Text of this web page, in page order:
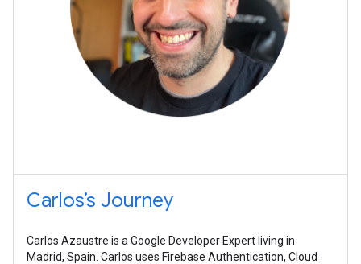
Carlos’s Journey
Carlos Azaustre is a Google Developer Expert living in
Madrid, Spain. Carlos uses Firebase Authentication, Cloud